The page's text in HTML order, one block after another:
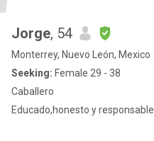
Jorge, 54
Monterrey, Nuevo León, Mexico
Seeking: Female 29 - 38
Caballero
Educado,honesto y responsable.